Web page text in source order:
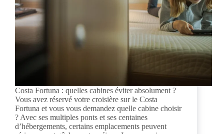
Costa Fortuna : quelles cabines éviter absolument ?
Vous avez réservé votre croisière sur le Costa
Fortuna et vous vous demandez quelle cabine choisir
? Avec ses multiples ponts et ses centaines
d’hébergements, certains emplacements peuvent